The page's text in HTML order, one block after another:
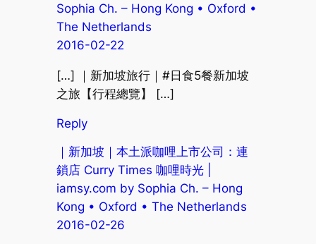
Sophia Ch. – Hong Kong • Oxford •
The Netherlands
2016-02-22
[…] ｜新加坡旅行｜#日食5餐新加坡
之旅【行程總覽】 […]
Reply
｜新加坡｜本土派咖哩上市公司：連
鎖店 Curry Times 咖哩時光 |
iamsy.com by Sophia Ch. – Hong
Kong • Oxford • The Netherlands
2016-02-26